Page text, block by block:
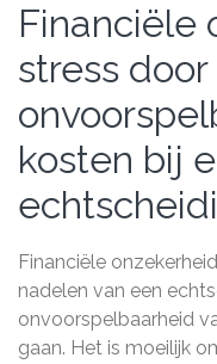
Financiële
stress
kosten bij
Financiële
nadelen van een
onvoorspelbaarheid
gaan. Het is moeilijk